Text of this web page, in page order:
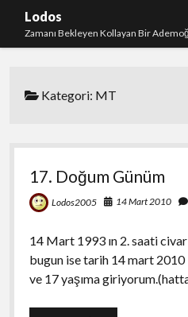
Lodos
Zamanı Bekleyen Kollayan Bir
test
Kategori: MT
17. Doğum Günüm
Lodos2005 14 Mart 2010
14 Mart 1993 ın 2. saati
bugun ise tarih 14 mart
ve 17 yaşıma